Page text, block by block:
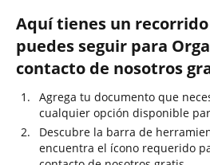
Aquí tienes un
puedes seguir para
contacto de nosotros
Agrega tu documento que
cualquier opción disponible
Descubre la barra de
encuentra el ícono requerido